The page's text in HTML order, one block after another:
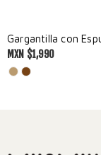
Gargantilla con
MXN $1,990